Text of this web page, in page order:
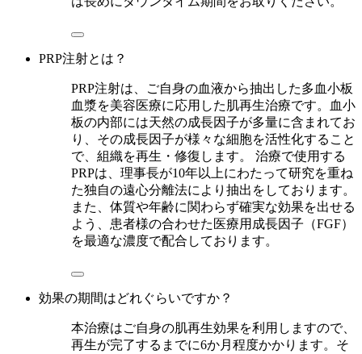
PRP注射とは？
PRP注射は、ご自身の血液から抽出した多血小板
血漿を美容医療に応用した肌再生治療です。血小
板の内部には天然の成長因子が多量に含まれてお
り、その成長因子が様々な細胞を活性化すること
で、組織を再生・修復します。 治療で使用する
PRPは、理事長が10年以上にわたって研究を重ね
た独自の遠心分離法により抽出をしております。
また、体質や年齢に関わらず確実な効果を出せる
よう、患者様の合わせた医療用成長因子（FGF）
を最適な濃度で配合しております。
効果の期間はどれぐらいですか？
本治療はご自身の肌再生効果を利用しますので、
再生が完了するまでに6か月程度かかります。そ